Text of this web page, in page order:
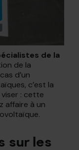
de la
de la
d’un
c’est la
viser : cette
affaire à un
sur les